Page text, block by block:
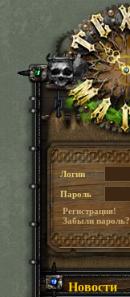
Логин
Пароль
Регистрация!
Забыли пароль?
Новости